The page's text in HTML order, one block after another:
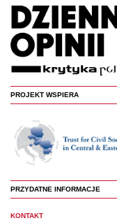
PROJEKT WSPIERA
PRZYDATNE INFORMACJE
KONTAKT